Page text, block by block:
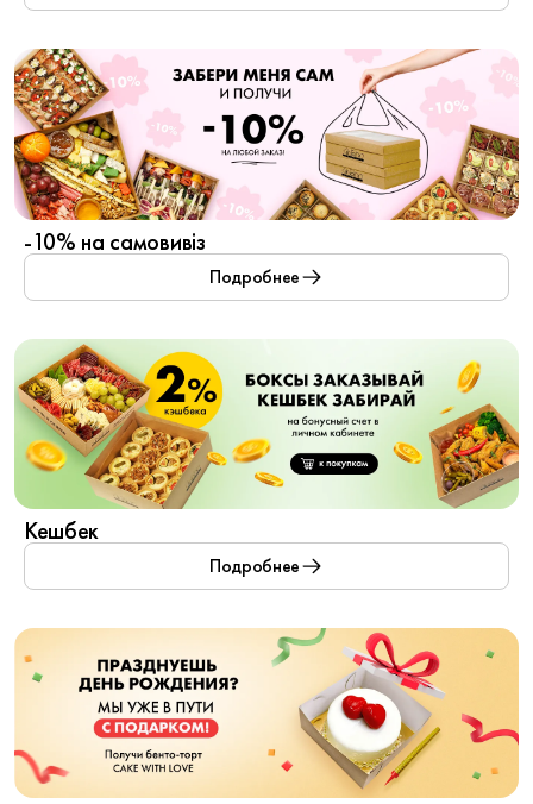
-10% на самовивіз
Подробнее
Кешбек
Подробнее